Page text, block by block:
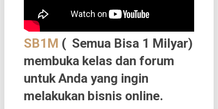
SB1M ( Semua Bisa 1 Milyar)
membuka kelas dan forum
untuk Anda yang ingin
melakukan bisnis online.